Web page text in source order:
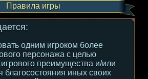
Правила игры
одним игроком более
персонажа с целью
преимущества и/или
благосостояния иных своих